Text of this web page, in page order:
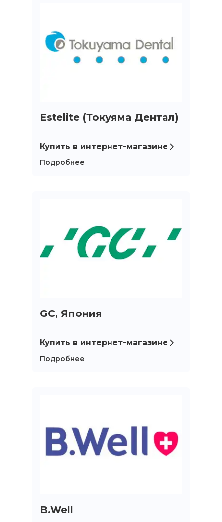
Estelite (Токуяма Дентал)
Купить в интернет-магазине
Подробнее
GC, Япония
Купить в интернет-магазине
Подробнее
B.Well